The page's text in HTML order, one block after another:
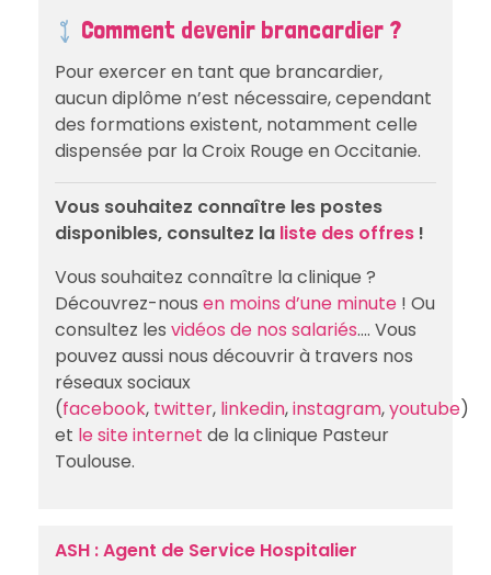
Comment devenir brancardier ?
Pour exercer en tant que brancardier,
aucun diplôme n’est nécessaire, cependant
des formations existent, notamment celle
dispensée par la Croix Rouge en Occitanie.
Vous souhaitez connaître les postes
disponibles, consultez la liste des offres !
Vous souhaitez connaître la clinique ?
Découvrez-nous en moins d’une minute ! Ou
consultez les vidéos de nos salariés…. Vous
pouvez aussi nous découvrir à travers nos
réseaux sociaux
(facebook, twitter, linkedin,instagram,youtube)
et le site internet de la clinique Pasteur
Toulouse.
ASH : Agent de Service Hospitalier